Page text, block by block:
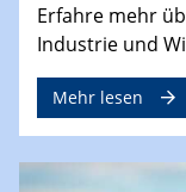
Erfahre mehr
Industrie und
Mehr lesen